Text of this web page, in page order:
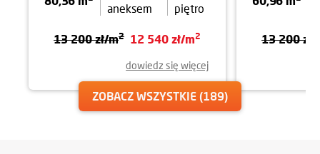
aneksem
piętro
13 200 zł/m2 12 540 zł/m2
dowiedz się więcej
13 200 zł/
ZOBACZ WSZYSTKIE (189)